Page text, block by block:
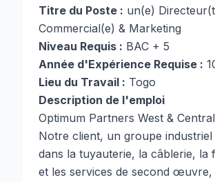
Titre du Poste : un(e)
Commercial(e) & Marketing
Niveau Requis : BAC + 5
Année d'Expérience Requise :
Lieu du Travail : Togo
Description de l'emploi
Optimum Partners West &
Notre client, un groupe industriel
dans la tuyauterie, la câblerie, la
et les services de second